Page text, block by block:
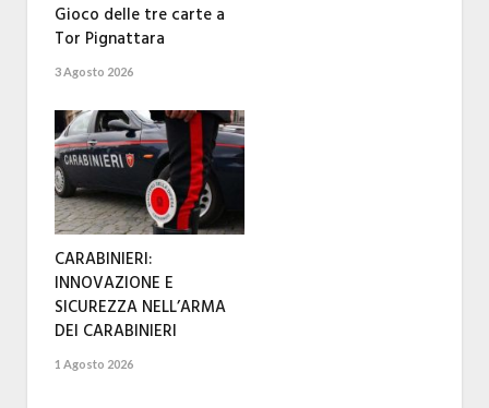
Gioco delle tre carte a
Tor Pignattara
3 Agosto 2026
CARABINIERI:
INNOVAZIONE E
SICUREZZA NELL’ARMA
DEI CARABINIERI
1 Agosto 2026